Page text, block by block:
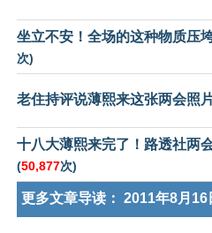
坐立不安！全场的这种物质压
次)
老住持评说薄熙来这张两会照
十八大薄熙来完了！路透社两
(50,877次)
更多文章导读： 2011年8月16